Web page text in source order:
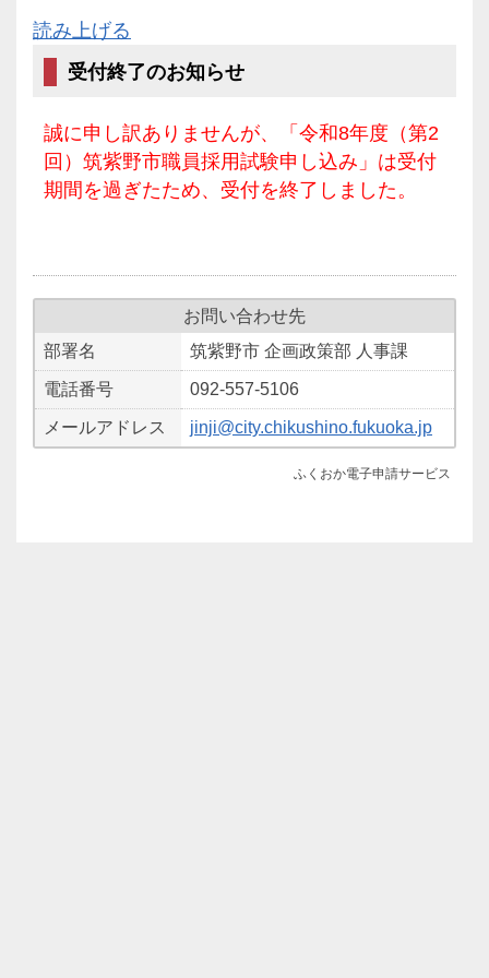
読み上げる
受付終了のお知らせ
誠に申し訳ありませんが、「令和8年度（第2
回）筑紫野市職員採用試験申し込み」は受付
期間を過ぎたため、受付を終了しました。
お問い合わせ先
部署名
筑紫野市 企画政策部 人事課
電話番号 092-557-5106
メールアドレス jinji@city.chikushino.fukuoka.jp
ふくおか電子申請サービス